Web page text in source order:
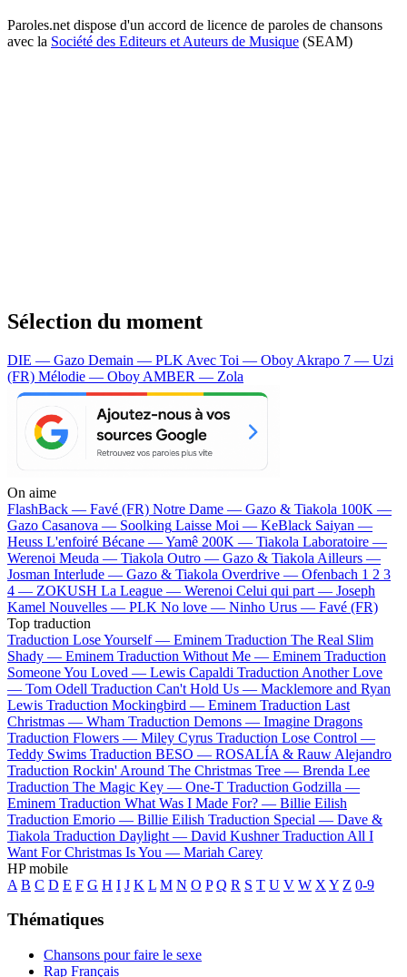
Paroles.net dispose d'un accord de licence de paroles de chansons
avec la Société des Editeurs et Auteurs de Musique (SEAM)
Sélection du moment
DIE — Gazo Demain — PLK Avec Toi — Oboy Akrapo 7 — Uzi
(FR) Mélodie — Oboy AMBER — Zola
On aime
FlashBack — Favé (FR) Notre Dame — Gazo & Tiakola 100K —
Gazo Casanova — Soolking Laisse Moi — KeBlack Saiyan —
Heuss L'enfoiré Bécane —Yamê 200K — Tiakola Laboratoire —
Werenoi Meuda — Tiakola Outro — Gazo & Tiakola Ailleurs —
Josman Interlude — Gazo & Tiakola Overdrive — Ofenbach 1 2 3
4 — ZOKUSH La League — Werenoi Celui qui part — Joseph
Kamel Nouvelles — PLK No love — Ninho Urus — Favé (FR)
Top traduction
Traduction Lose Yourself — Eminem Traduction The Real Slim
Shady — Eminem Traduction Without Me — Eminem Traduction
Someone You Loved — Lewis Capaldi Traduction Another Love
— Tom Odell Traduction Can't Hold Us — Macklemore and Ryan
Lewis Traduction Mockingbird — Eminem Traduction Last
Christmas — Wham Traduction Demons — Imagine Dragons
Traduction Flowers — Miley Cyrus Traduction Lose Control —
Teddy Swims Traduction BESO — ROSALÍA & Rauw Alejandro
Traduction Rockin' Around The Christmas Tree — Brenda Lee
Traduction The Magic Key — One-T Traduction Godzilla —
Eminem Traduction What Was I Made For? — Billie Eilish
Traduction Emorio — Billie Eilish Traduction Special — Dave &
Tiakola Traduction Daylight — David Kushner Traduction All I
Want For Christmas Is You — Mariah Carey
HP mobile
A B C D E F G H I J K L M N O P Q R S T U V W X Y Z 0-9
Thématiques
Chansons pour faire le sexe
Rap Français